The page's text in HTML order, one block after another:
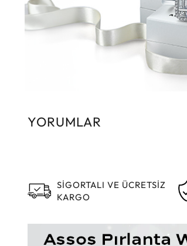
YORUMLAR
SİGORTALI VE ÜCRETSİZ
KARGO